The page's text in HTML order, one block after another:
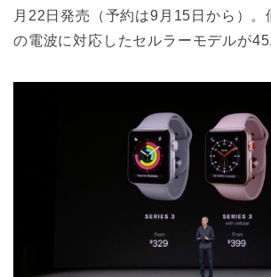
月22日発売（予約は9月15日から）。
の電波に対応したセルラーモデルが